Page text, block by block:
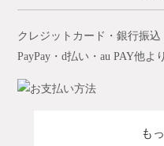
クレジットカード・銀行振込
PayPay・d払い・au PAY他よ
も